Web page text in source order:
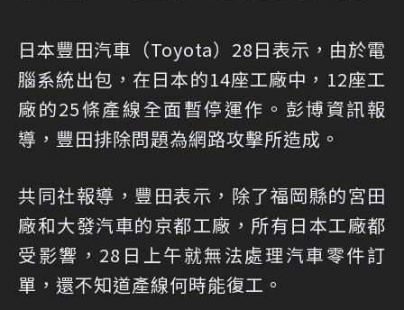
日本豐田汽車（Toyota）28日表示，由於電
腦系統出包，在日本的14座工廠中，12座工
廠的25條產線全面暫停運作。彭博資訊報
導，豐田排除問題為網路攻擊所造成。
共同社報導，豐田表示，除了福岡縣的宮田
廠和大發汽車的京都工廠，所有日本工廠都
受影響，28日上午就無法處理汽車零件訂
單，還不知道產線何時能復工。